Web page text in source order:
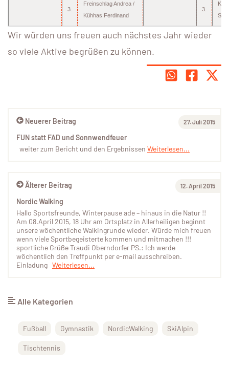
3.
Freinschlag Andrea /
Kühhas Ferdinand
3.
Wir würden uns freuen auch nächstes Jahr wieder
so viele Aktive begrüßen zu können.
Älterer Beitrag 12. April 2015
Nordic Walking
Hallo Sportsfreunde, Winterpause ade – hinaus in die Natur !!
Am 08.April 2015, 18 Uhr am Ortsplatz in Allerheiligen beginnt
unsere wöchentliche Walkingrunde wieder. Würde mich freuen
wenn viele Sportbegeisterte kommen und mitmachen !!!
sportliche Grüße Traudi Oberndorfer PS.: Ich werde
wöchentlich den Treffpunkt per e-mail ausschreiben.
Einladung Weiterlesen...
Neuerer Beitrag 27. Juli 2015
FUN statt FAD und Sonnwendfeuer
weiter zum Bericht und den Ergebnissen Weiterlesen...
Alle Kategorien
Fußball Gymnastik NordicWalking SkiAlpin
Tischtennis